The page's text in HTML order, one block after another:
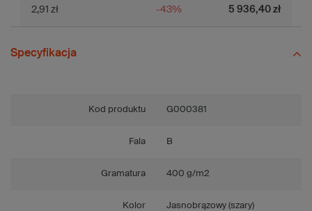
-43%
2,91 zł 5 936,40 zł
Specyfikacja
Kod produktu G000381
Fala B
Gramatura 400 g/m2
Kolor Jasnobrązowy (szary)